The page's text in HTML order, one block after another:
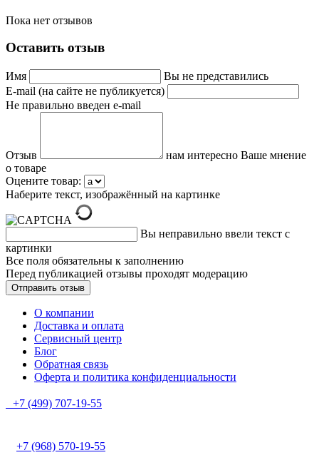
Пока нет отзывов
Оставить отзыв
Имя
Вы не представились
E-mail (на сайте не публикуется)
Не правильно введен e-mail
Отзыв
нам интересно Ваше мнение
о товаре
Оцените товар:
Наберите текст, изображённый на картинке
Вы неправильно ввели текст с
картинки
Все поля обязательны к заполнению
Перед публикацией отзывы проходят модерацию
О компании
Доставка и оплата
Сервисный центр
Блог
Обратная связь
Оферта и политика конфиденциальности
+7 (499) 707-19-55
+7 (968) 570-19-55